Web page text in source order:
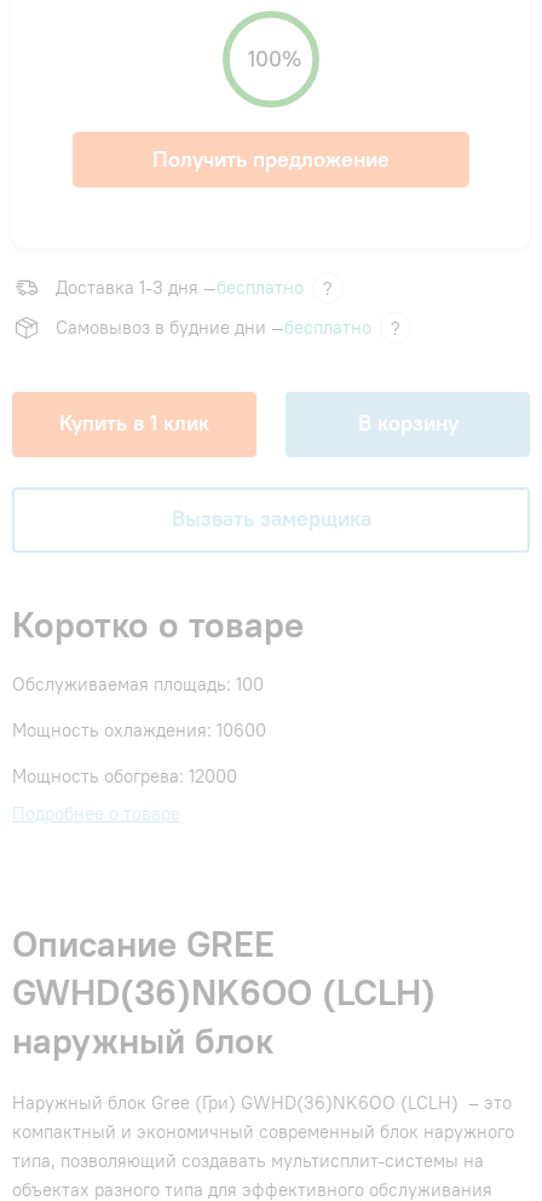
100%
Получить предложение
Доставка 1-3 дня —бесплатно
?
Самовывоз в будние дни —бесплатно ?
Купить в 1 клик В корзину
Вызвать замерщика
Коротко о товаре
Обслуживаемая площадь: 100
Мощность охлаждения: 10600
Мощность обогрева: 12000
Подробнее о товаре
Описание GREE
GWHD(36)NK6OO (LCLH)
наружный блок
Наружный блок Gree (Гри) GWHD(36)NK6OO (LCLH) – это
компактный и экономичный современный блок наружного
типа, позволяющий создавать мультисплит-системы на
объектах разного типа для эффективного обслуживания